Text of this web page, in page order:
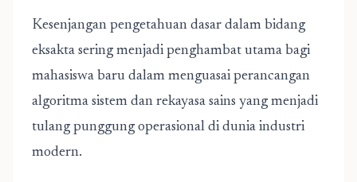
Kesenjangan pengetahuan dasar dalam bidang
eksakta sering menjadi penghambat utama bagi
mahasiswa baru dalam menguasai perancangan
algoritma sistem dan rekayasa sains yang menjadi
tulang punggung operasional di dunia industri
modern.